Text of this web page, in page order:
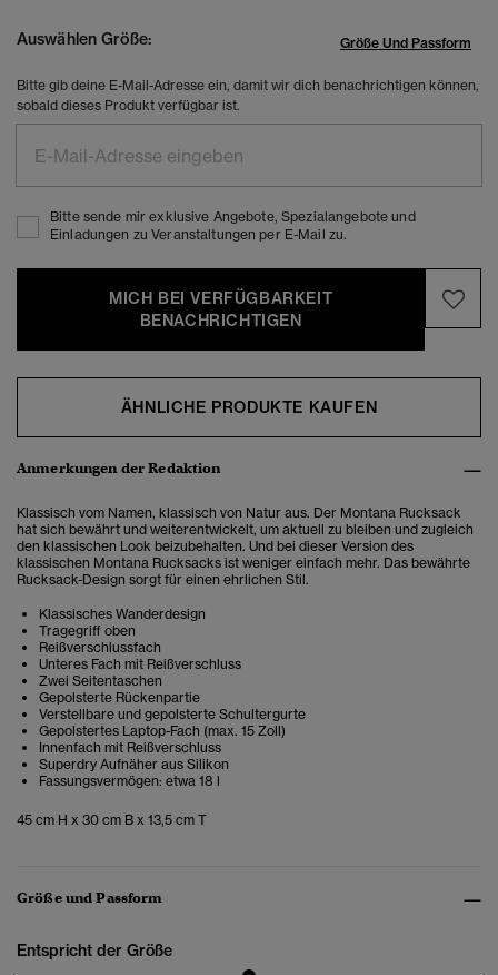
Auswählen Größe: Größe Und Passform
Bitte gib deine E-Mail-Adresse ein, damit wir dich benachrichtigen können,
sobald dieses Produkt verfügbar ist.
Bitte sende mir exklusive Angebote, Spezialangebote und
Einladungen zu Veranstaltungen per E-Mail zu.
MICH BEI VERFÜGBARKEIT
BENACHRICHTIGEN
ÄHNLICHE PRODUKTE KAUFEN
Anmerkungen der Redaktion
Klassisch vom Namen, klassisch von Natur aus. Der Montana Rucksack
hat sich bewährt und weiterentwickelt, um aktuell zu bleiben und zugleich
den klassischen Look beizubehalten. Und bei dieser Version des
klassischen Montana Rucksacks ist weniger einfach mehr. Das bewährte
Rucksack-Design sorgt für einen ehrlichen Stil.
Klassisches Wanderdesign
Tragegriff oben
Reißverschlussfach
Unteres Fach mit Reißverschluss
Zwei Seitentaschen
Gepolsterte Rückenpartie
Verstellbare und gepolsterte Schultergurte
Gepolstertes Laptop-Fach (max. 15 Zoll)
Innenfach mit Reißverschluss
Superdry Aufnäher aus Silikon
Fassungsvermögen: etwa 18 l
45 cm H x 30 cm B x 13,5 cm T
Größe und Passform
Entspricht der Größe